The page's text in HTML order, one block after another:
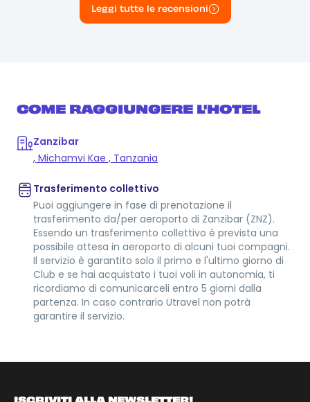
Leggi tutte le recensioni
COME RAGGIUNGERE L'HOTEL
Zanzibar
, Michamvi Kae , Tanzania
Trasferimento collettivo
Puoi aggiungere in fase di prenotazione il
trasferimento da/per aeroporto di Zanzibar (ZNZ).
Essendo un trasferimento collettivo è prevista una
possibile attesa in aeroporto di alcuni tuoi compagni.
Il servizio è garantito solo il primo e l'ultimo giorno di
Club e se hai acquistato i tuoi voli in autonomia, ti
ricordiamo di comunicarceli entro 5 giorni dalla
partenza. In caso contrario Utravel non potrà
garantire il servizio.